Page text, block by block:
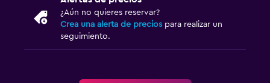
Albornoz
Baño privado
¿Aún no quieres reservar?
Crea una alerta de precios para realizar un
seguimiento.